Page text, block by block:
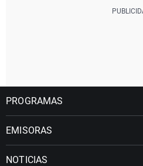
PROGRAMAS
EMISORAS
NOTICIAS